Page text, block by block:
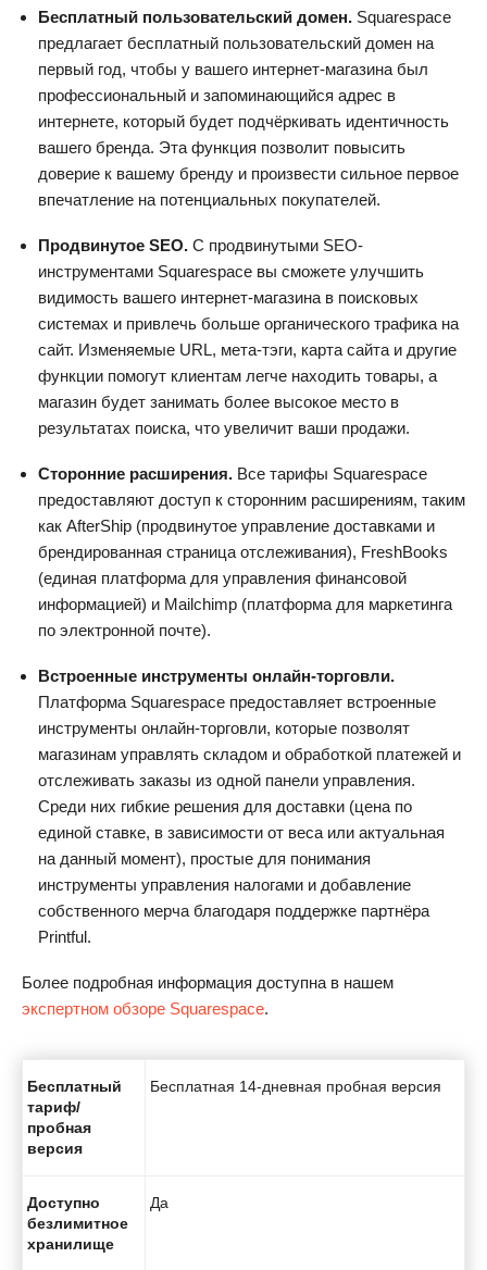
Бесплатный пользовательский домен. Squarespace
предлагает бесплатный пользовательский домен на
первый год, чтобы у вашего интернет-магазина был
профессиональный и запоминающийся адрес в
интернете, который будет подчёркивать идентичность
вашего бренда. Эта функция позволит повысить
доверие к вашему бренду и произвести сильное первое
впечатление на потенциальных покупателей.
Продвинутое SEO. С продвинутыми SEO-
инструментами Squarespace вы сможете улучшить
видимость вашего интернет-магазина в поисковых
системах и привлечь больше органического трафика на
сайт. Изменяемые URL, мета-тэги, карта сайта и другие
функции помогут клиентам легче находить товары, а
магазин будет занимать более высокое место в
результатах поиска, что увеличит ваши продажи.
Сторонние расширения. Все тарифы Squarespace
предоставляют доступ к сторонним расширениям, таким
как AfterShip (продвинутое управление доставками и
брендированная страница отслеживания), FreshBooks
(единая платформа для управления финансовой
информацией) и Mailchimp (платформа для маркетинга
по электронной почте).
Встроенные инструменты онлайн-торговли.
Платформа Squarespace предоставляет встроенные
инструменты онлайн-торговли, которые позволят
магазинам управлять складом и обработкой платежей и
отслеживать заказы из одной панели управления.
Среди них гибкие решения для доставки (цена по
единой ставке, в зависимости от веса или актуальная
на данный момент), простые для понимания
инструменты управления налогами и добавление
собственного мерча благодаря поддержке партнёра
Printful.
Более подробная информация доступна в нашем
экспертном обзоре Squarespace.
Бесплатный
тариф/
пробная
версия
Бесплатная 14-дневная пробная версия
Доступно
безлимитное
хранилище
Да